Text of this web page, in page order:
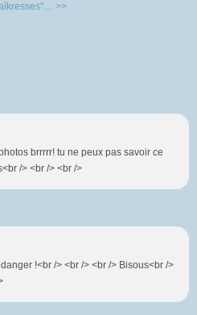
>>
brrrrr! tu ne peux pas savoir ce
/> <br /> <br />
!<br /> <br /> <br /> Bisous<br />